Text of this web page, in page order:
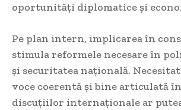
oportunități diplomatice și
Pe plan intern, implicarea în
stimula reformele necesare în
și securitatea națională.
voce coerentă și bine articulată
discuțiilor internaționale ar